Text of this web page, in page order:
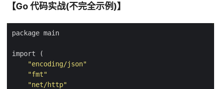
【Go 代码实战(不完全示例)】
"encoding/json"
"fmt"
"net/http"